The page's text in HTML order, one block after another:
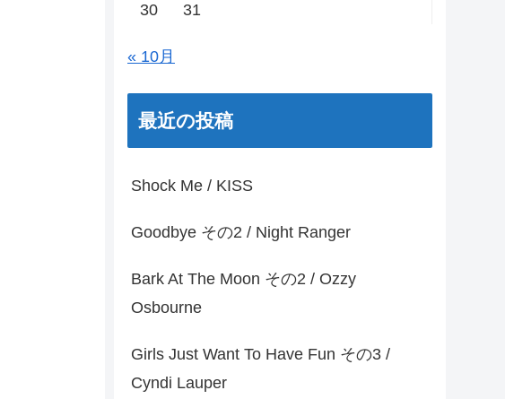
30
31
« 10月
最近の投稿
Shock Me / KISS
Goodbye その2 / Night Ranger
Bark At The Moon その2 / Ozzy
Osbourne
Girls Just Want To Have Fun その3 /
Cyndi Lauper